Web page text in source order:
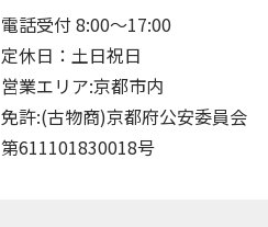
電話受付 8:00～17:00
定休日：土日祝日
営業エリア:京都市内
免許:(古物商)京都府公安委員会
第611101830018号